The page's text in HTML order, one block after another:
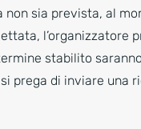
sia prevista, al
l’organizzatore
stabilito
prega di inviare una